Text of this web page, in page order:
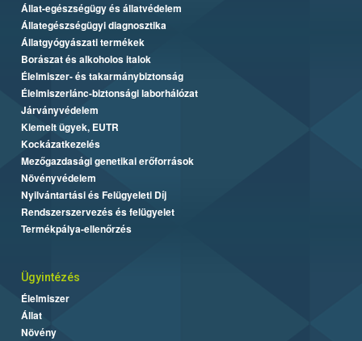
Állat-egészségügy és állatvédelem
Állategészségügyi diagnosztika
Állatgyógyászati termékek
Borászat és alkoholos italok
Élelmiszer- és takarmánybiztonság
Élelmiszerlánc-biztonsági laborhálózat
Járványvédelem
Kiemelt ügyek, EUTR
Kockázatkezelés
Mezőgazdasági genetikai erőforrások
Növényvédelem
Nyilvántartási és Felügyeleti Díj
Rendszerszervezés és felügyelet
Termékpálya-ellenőrzés
Ügyintézés
Élelmiszer
Állat
Növény